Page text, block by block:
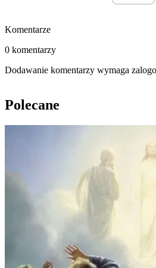
Komentarze
0 komentarzy
Dodawanie komentarzy wymaga
Polecane